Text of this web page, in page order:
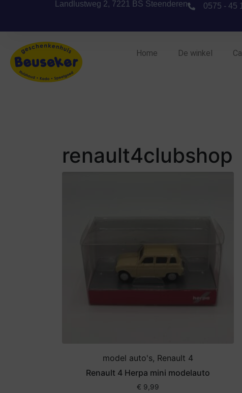
Landlustweg 2, 7221 BS Steenderen 0575 - 45
Home De winkel
renault4clubshop
model auto's, Renault 4
Renault 4 Herpa mini modelauto
€ 9,99